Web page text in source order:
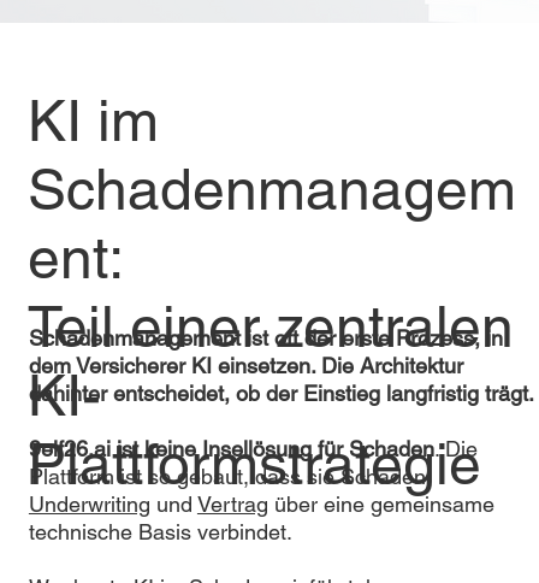
KI im
Schadenmanagem
ent:
Teil einer zentralen
KI-
Plattformstrategie
Schadenmanagement ist oft der erste Prozess, in
dem Versicherer KI einsetzen. Die Architektur
dahinter entscheidet, ob der Einstieg langfristig trägt.
9elf26.ai ist keine Insellösung für Schaden. Die
Plattform ist so gebaut, dass sie Schaden,
Underwriting und Vertrag über eine gemeinsame
technische Basis verbindet.